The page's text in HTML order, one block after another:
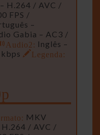
H.264 / AVC /
FPS /
–
Gabia – AC3 /
Audio2: Inglês –
Legenda:
MKV
/ AVC /